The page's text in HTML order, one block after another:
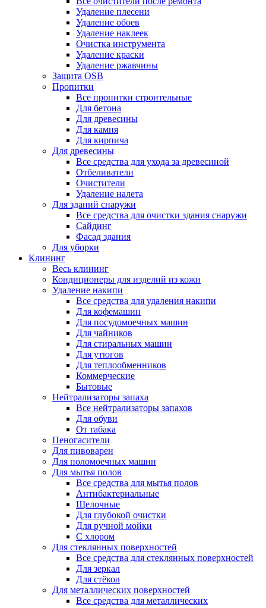
Удаление плесени
Удаление обоев
Удаление наклеек
Очистка инструмента
Удаление краски
Удаление ржавчины
Защита OSB
Пропитки
Все пропитки строительные
Для бетона
Для древесины
Для камня
Для кирпича
Для древесины
Все средства для ухода за древесиной
Отбеливатели
Очистители
Удаление налета
Для зданий снаружи
Все средства для очистки здания снаружи
Сайдинг
Фасад здания
Для уборки
Клининг
Весь клининг
Кондиционеры для изделий из кожи
Удаление накипи
Все средства для удаления накипи
Для кофемашин
Для посудомоечных машин
Для чайников
Для стиральных машин
Для утюгов
Для теплообменников
Коммерческие
Бытовые
Нейтрализаторы запаха
Все нейтрализаторы запахов
Для обуви
От табака
Пеногасители
Для пивоварен
Для поломоечных машин
Для мытья полов
Все средства для мытья полов
Антибактериальные
Щелочные
Для глубокой очистки
Для ручной мойки
С хлором
Для стеклянных поверхностей
Все средства для стеклянных поверхностей
Для зеркал
Для стёкол
Для металлических поверхностей
Все средства для металлических